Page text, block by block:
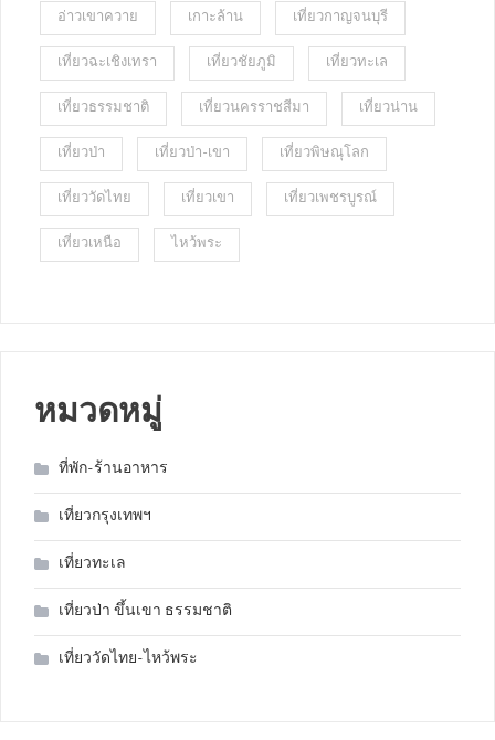
อ่าวเขาควาย เกาะล้าน เที่ยวกาญจนบุรี
เที่ยวฉะเชิงเทรา เที่ยวชัยภูมิ เที่ยวทะเล
เที่ยวธรรมชาติ เที่ยวนครราชสีมา เที่ยวน่าน
เที่ยวป่า เที่ยวป่า-เขา เที่ยวพิษณุโลก
เที่ยววัดไทย เที่ยวเขา เที่ยวเพชรบูรณ์
เที่ยวเหนือ ไหว้พระ
หมวดหมู่
ที่พัก-ร้านอาหาร
เที่ยวกรุงเทพฯ
เที่ยวทะเล
เที่ยวป่า ขึ้นเขา ธรรมชาติ
เที่ยววัดไทย-ไหว้พระ